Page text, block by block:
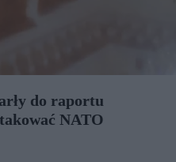
do raportu
NATO